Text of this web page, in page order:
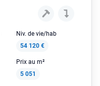
Niv. de vie/hab
54 120 €
Prix au m²
5 051